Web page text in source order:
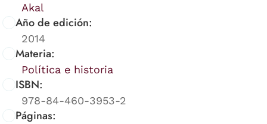
Akal
Año de edición:
2014
Materia:
Política e historia
ISBN:
978-84-460-3953-2
Páginas: